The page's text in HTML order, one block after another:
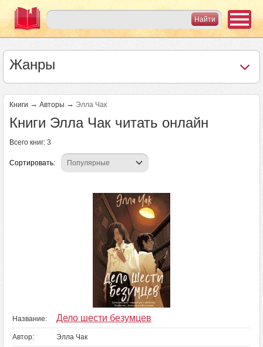
Жанры
Книги → Авторы → Элла Чак
Книги Элла Чак читать онлайн
Всего книг: 3
Сортировать:
Название: Дело шести безумцев
Автор: Элла Чак